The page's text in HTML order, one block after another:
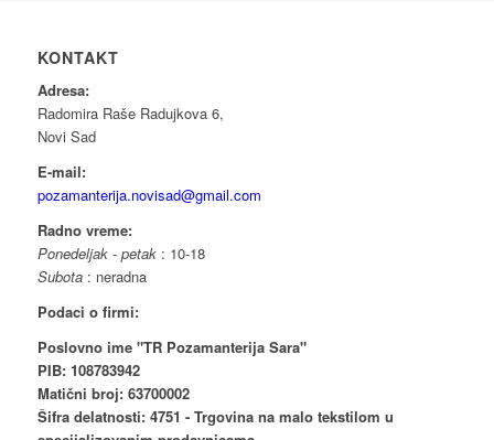
KONTAKT
Adresa:
Radomira Raše Radujkova 6,
Novi Sad
E-mail:
pozamanterija.novisad@gmail.com
Radno vreme:
Ponedeljak - petak: 10-18
Subota: neradna
Podaci o firmi:
Poslovno ime "TR Pozamanterija Sara"
PIB: 108783942
Matični broj: 63700002
Šifra delatnosti: 4751 - Trgovina na malo tekstilom u